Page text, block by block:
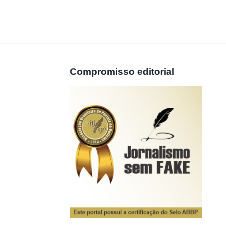
Compromisso editorial